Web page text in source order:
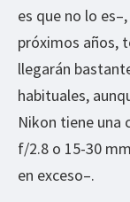
es que no lo
próximos años,
llegarán
habituales,
Nikon tiene una
f/2.8 o 15-30
en exceso–.